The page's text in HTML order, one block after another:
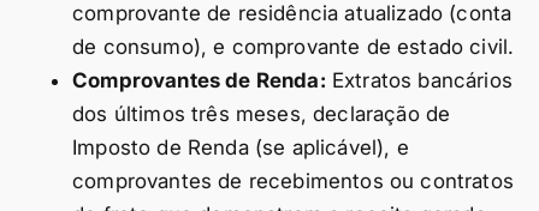
comprovante de residência atualizado (conta
de consumo), e comprovante de estado civil.
Comprovantes de Renda: Extratos bancários
dos últimos três meses, declaração de
Imposto de Renda (se aplicável), e
comprovantes de recebimentos ou contratos